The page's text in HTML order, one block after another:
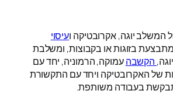
המשלב יוגה, אקרובטיקה ועיסוי
בזוגות או בקבוצות, ומשלבת
הקשבהעמוקה, הרמוניה, יחד עם
של האקרובטיקה ויחד עם התקשורת
בעבודה משותפת.